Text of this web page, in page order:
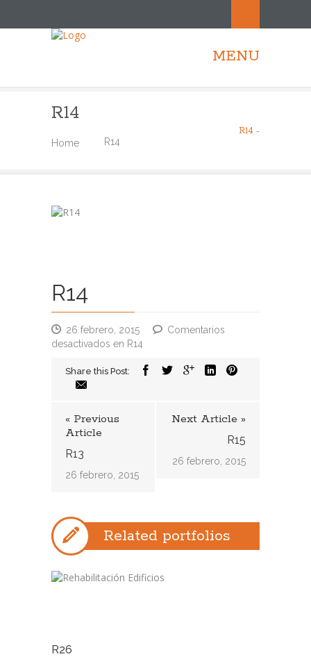
MENU
R14
R14 -
Home R14
R14
26 febrero, 2015
Comentarios
desactivados en R14
Share this Post:
« Previous
Article
R13
26 febrero, 2015
Next Article »
R15
26 febrero, 2015
Related portfolios
R26